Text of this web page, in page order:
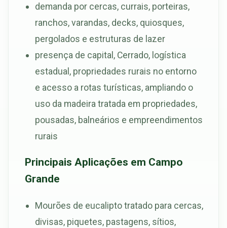
demanda por cercas, currais, porteiras,
ranchos, varandas, decks, quiosques,
pergolados e estruturas de lazer
presença de capital, Cerrado, logística
estadual, propriedades rurais no entorno
e acesso a rotas turísticas, ampliando o
uso da madeira tratada em propriedades,
pousadas, balneários e empreendimentos
rurais
Principais Aplicações em Campo
Grande
Mourões de eucalipto tratado para cercas,
divisas, piquetes, pastagens, sítios,